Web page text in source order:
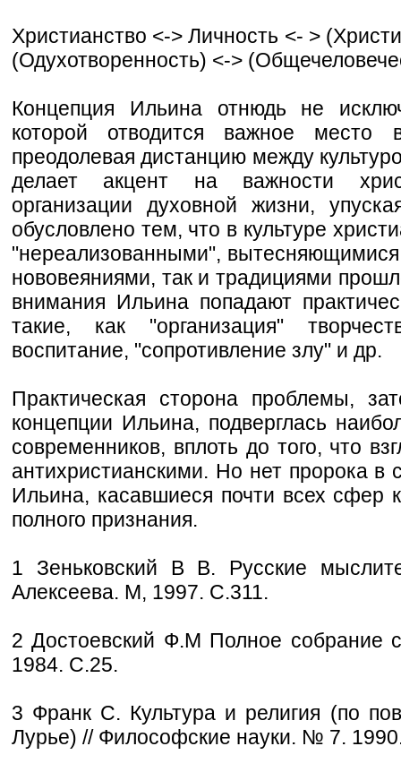
Христианство <-> Личность <- >
(Одухотворенность) <->
Концепция Ильина отнюдь не
которой отводится важное место
преодолевая дистанцию между
делает акцент на важности
организации духовной жизни,
обусловлено тем, что в культуре
"нереализованными",
нововеяниями, так и традициями
внимания Ильина попадают
такие, как "организация"
воспитание, "сопротивление злу" и др.
Практическая сторона проблемы,
концепции Ильина, подверглась
современников, вплоть до того, что
антихристианскими. Но нет пророка в
Ильина, касавшиеся почти всех сфер
полного признания.
1 Зеньковский В В. Русские
Алексеева. М, 1997. С.311.
2 Достоевский Ф.М Полное собрание
1984. С.25.
3 Франк С. Культура и религия (по
Лурье) // Философские науки. № 7.